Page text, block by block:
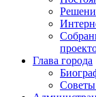
Глава города
Советы